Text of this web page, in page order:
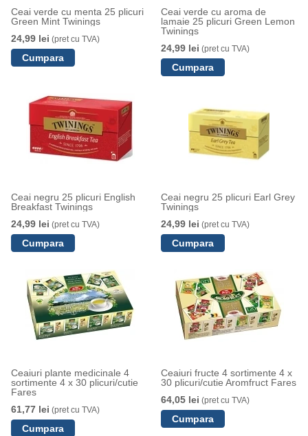
Ceai verde cu menta 25 plicuri
Green Mint Twinings
24,99 lei (pret cu TVA)
Ceai verde cu aroma de
lamaie 25 plicuri Green Lemon
Twinings
24,99 lei (pret cu TVA)
Ceai negru 25 plicuri English
Breakfast Twinings
24,99 lei (pret cu TVA)
Ceai negru 25 plicuri Earl Grey
Twinings
24,99 lei (pret cu TVA)
Ceaiuri plante medicinale 4
sortimente 4 x 30 plicuri/cutie
Fares
61,77 lei (pret cu TVA)
Ceaiuri fructe 4 sortimente 4 x
30 plicuri/cutie Aromfruct Fares
64,05 lei (pret cu TVA)